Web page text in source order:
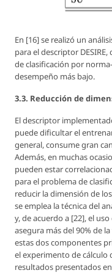
En [16] se realizó un
para el descriptor
de clasificación por
desempeño más bajo.
3.3. Reducción de
El descriptor
puede dificultar el
general, consume gran
Además, en muchas
pueden estar
para el problema de
reducir la dimensión de
se emplea la técnica del
y, de acuerdo a [22], el
asegura más del 90% de
estas dos componentes
el experimento de cálculo
resultados presentados